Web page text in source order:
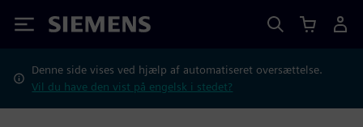
Siemens
Denne side vises ved hjælp af automatiseret oversættelse.
Vil du have den vist på engelsk i stedet?